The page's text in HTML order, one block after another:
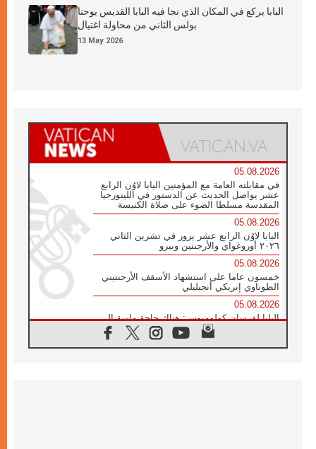
البابا يركع في المكان الذي نجا فيه البابا القديس يوحنا
بولس الثاني من محاولة اغتيال
13 May 2026
05.08.2026
في مقابلته العامة مع المؤمنين البابا لاوُن الرابع
عشر يواصل الحديث عن الدستور في الليتورجيا
المقدسة مسلطا الضوء على صلاة الكنيسة
05.08.2026
البابا لاوُن الرابع عشر يزور في تشرين الثاني
٢٠٢٦ أوروغواي والأرجنتين وبيرو
05.08.2026
خمسون عاما على استشهاد الأسقف الأرجنتيني
الطوباوي إنريكي أنجيليلي
05.08.2026
البابا لفرسان كولومبوس: هناك حاجة ماسة إلى
أنبياء تناغم يسعون إلى بناء الجسور
04.08.2026